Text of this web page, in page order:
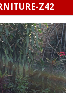
Z42